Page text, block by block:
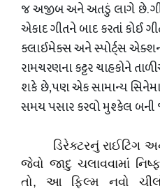
જ અજીબ અને અતડું લાગે છે.
એકાદ ગીતને બાદ કરતાં કોઈ
ક્લાઈમેક્સ અને સ્પોર્ટ્સ
રામચરણના કટ્ટર ચાહકોને
શકે છે,પણ એક સામાન્ય સિનેમા
સમય પસાર કરવો મુશ્કેલ બની
ડિરેક્ટરનું રાઈટિંગ
જેવો જાદુ ચલાવવામાં
તો, આ ફિલ્મ નવો